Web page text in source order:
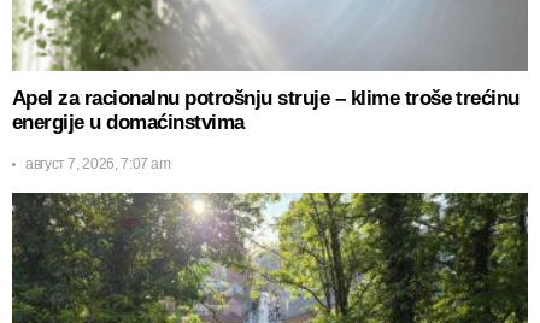
Apel za racionalnu potrošnju struje – klime troše trećinu
energije u domaćinstvima
август 7, 2026, 7:07 am